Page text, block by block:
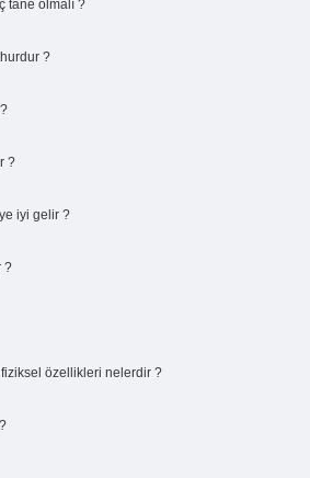
tane olmalı ?
?
?
iyi gelir ?
?
özellikleri nelerdir ?